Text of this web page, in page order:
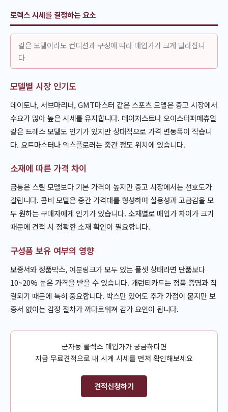
로렉스 시세를 결정하는 요소
같은 모델이라도 컨디션과 구성에 따라 매입가가 크게 달라집니
다
모델별 시장 인기도
데이토나, 서브마리너, GMT마스터 같은 스포츠 모델은 중고 시장에서
수요가 많아 높은 시세를 유지합니다. 데이저스트나 오이스터퍼페츄얼
같은 드레스 모델도 인기가 있지만 상대적으로 가격 변동폭이 작습니
다. 요트마스터나 익스플로러는 중간 정도 위치에 있습니다.
소재에 따른 가격 차이
금통은 스틸 모델보다 기본 가격이 높지만 중고 시장에서는 선호도가
갈립니다. 콤비 모델은 중간 가격대를 형성하며 실용성과 고급감을 모
두 원하는 구매자에게 인기가 있습니다. 소재별로 매입가 차이가 크기
때문에 견적 시 정확한 소재 확인이 필요합니다.
구성품 보유 여부의 영향
보증서와 정품박스, 여분링크가 모두 있는 풀셋 상태라면 단품보다
10~20% 높은 가격을 받을 수 있습니다. 개런티카드는 정품 증명과 직
결되기 때문에 특히 중요합니다. 박스만 있어도 추가 가점이 붙지만 보
증서 없이는 감정 절차가 까다로워져 감가 요인이 됩니다.
군자동 롤렉스 매입가가 궁금하다면
지금 무료견적으로 내 시계 시세를 먼저 확인해보세요
견적신청하기